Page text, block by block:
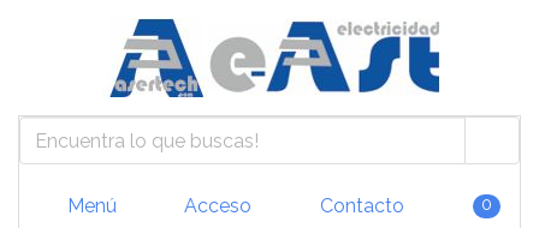
Menú Acceso Contacto 0